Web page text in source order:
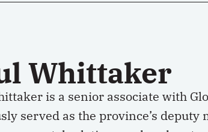
Whittaker
is a senior associate with
served as the province’s